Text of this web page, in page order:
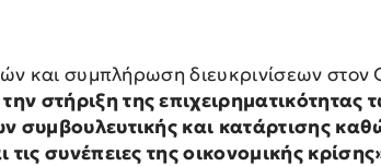
και συμπλήρωση διευκρινίσεων στον
στήριξη της επιχειρηματικότητας
και κατάρτισης
συνέπειες της οικονομικής